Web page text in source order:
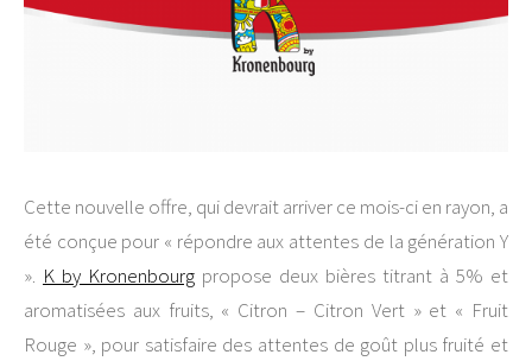
Cette nouvelle offre, qui devrait arriver ce mois-ci en rayon, a
été conçue pour « répondre aux attentes de la génération Y
». K by Kronenbourg propose deux bières titrant à 5% et
aromatisées aux fruits, « Citron – Citron Vert » et « Fruit
Rouge », pour satisfaire des attentes de goût plus fruité et